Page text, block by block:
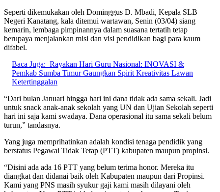
Seperti dikemukakan oleh Dominggus D. Mbadi, Kepala SLB
Negeri Kanatang, kala ditemui wartawan, Senin (03/04) siang
kemarin, lembaga pimpinannya dalam suasana tertatih tetap
berupaya menjalankan misi dan visi pendidikan bagi para kaum
difabel.
Baca Juga: Rayakan Hari Guru Nasional: INOVASI &
Pemkab Sumba Timur Gaungkan Spirit Kreativitas Lawan
Ketertinggalan
“Dari bulan Januari hingga hari ini dana tidak ada sama sekali. Jadi
untuk snack anak-anak sekolah yang UN dan Ujian Sekolah seperti
hari ini saja kami swadaya. Dana operasional itu sama sekali belum
turun,” tandasnya.
Yang juga memprihatinkan adalah kondisi tenaga pendidik yang
berstatus Pegawai Tidak Tetap (PTT) kabupaten maupun propinsi.
“Disini ada ada 16 PTT yang belum terima honor. Mereka itu
diangkat dan didanai baik oleh Kabupaten maupun dari Propinsi.
Kami yang PNS masih syukur gaji kami masih dilayani oleh